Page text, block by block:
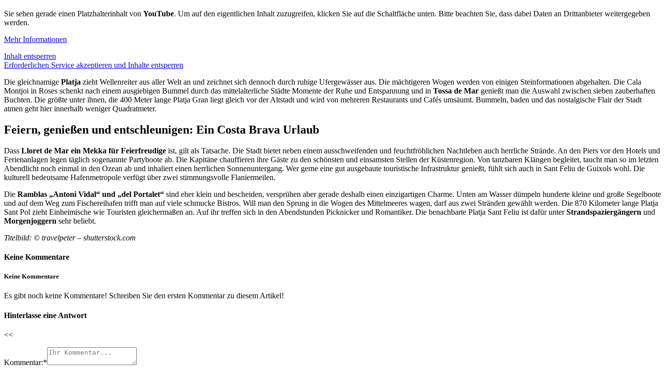
Sie sehen gerade einen Platzhalterinhalt von YouTube. Um auf den eigentlichen Inhalt zuzugreifen, klicken Sie auf die Schaltfläche unten. Bitte beachten Sie, dass dabei Daten an Drittanbieter weitergegeben
werden.
Mehr Informationen
Inhalt entsperren
Erforderlichen Service akzeptieren und Inhalte entsperren
Die gleichnamige Platja zieht Wellenreiter aus aller Welt an und zeichnet sich dennoch durch ruhige Ufergewässer aus. Die mächtigeren Wogen werden von einigen Steinformationen abgehalten. Die Cala
Montjoi in Roses schenkt nach einem ausgiebigen Bummel durch das mittelalterliche Städte Momente der Ruhe und Entspannung und in Tossa de Mar genießt man die Auswahl zwischen sieben zauberhaften
Buchten. Die größte unter ihnen, die 400 Meter lange Platja Gran liegt gleich vor der Altstadt und wird von mehreren Restaurants und Cafés umsäumt. Bummeln, baden und das nostalgische Flair der Stadt
atmen geht hier innerhalb weniger Quadratmeter.
Feiern, genießen und entschleunigen: Ein Costa Brava Urlaub
Dass Lloret de Mar ein Mekka für Feierfreudige ist, gilt als Tatsache. Die Stadt bietet neben einem ausschweifenden und feuchtfröhlichen Nachtleben auch herrliche Strände. An den Piers vor den Hotels und
Ferienanlagen legen täglich sogenannte Partyboote ab. Die Kapitäne chauffieren ihre Gäste zu den schönsten und einsamsten Stellen der Küstenregion. Von tanzbaren Klängen begleitet, taucht man so im letzten
Abendlicht noch einmal in den Ozean ab und inhaliert einen herrlichen Sonnenuntergang. Wer gerne eine gut ausgebaute touristische Infrastruktur genießt, fühlt sich auch in Sant Feliu de Guixols wohl. Die
kulturell bedeutsame Hafenmetropole verfügt über zwei stimmungsvolle Flaniermeilen.
Die Ramblas „Antoni Vidal“ und „del Portalet“ sind eher klein und bescheiden, versprühen aber gerade deshalb einen einzigartigen Charme. Unten am Wasser dümpeln hunderte kleine und große Segelboote
und auf dem Weg zum Fischereihafen trifft man auf viele schmucke Bistros. Will man den Sprung in die Wogen des Mittelmeeres wagen, darf aus zwei Stränden gewählt werden. Die 870 Kilometer lange Platja
Sant Pol zieht Einheimische wie Touristen gleichermaßen an. Auf ihr treffen sich in den Abendstunden Picknicker und Romantiker. Die benachbarte Platja Sant Feliu ist dafür unterStrandspaziergängern und
Morgenjoggern sehr beliebt.
Titelbild: © travelpeter – shutterstock.com
Keine Kommentare
Keine Kommentare
Es gibt noch keine Kommentare! Schreiben Sie den ersten Kommentar zu diesem Artikel!
Hinterlasse eine Antwort
<<
Kommentar:*